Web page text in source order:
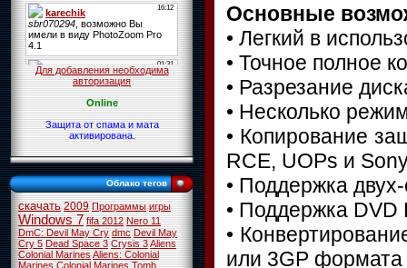
Для добавления необходима
авторизация
Online
Защита от спама и мата
активирована.
Облако тегов
скачать 2009 Программы игры
Windows 7 fifa 2012 Nero 11
DmC: Devil May Cry dmc Devil May
Cry 5 Dead Space 3 Crysis 3Aliens
Colonial MarinesAliens: Colonial
Marines Colonial Marines Tomb
Основные
• Легкий в
• Точное полное
• Разрезание
• Несколько
• Копирование
RCE, UOPs и
• Поддержка
• Поддержка
•
или 3GP формата